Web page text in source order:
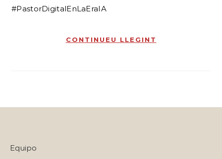
#PastorDigitalEnLaEraIA
CONTINUEU LLEGINT
Equipo